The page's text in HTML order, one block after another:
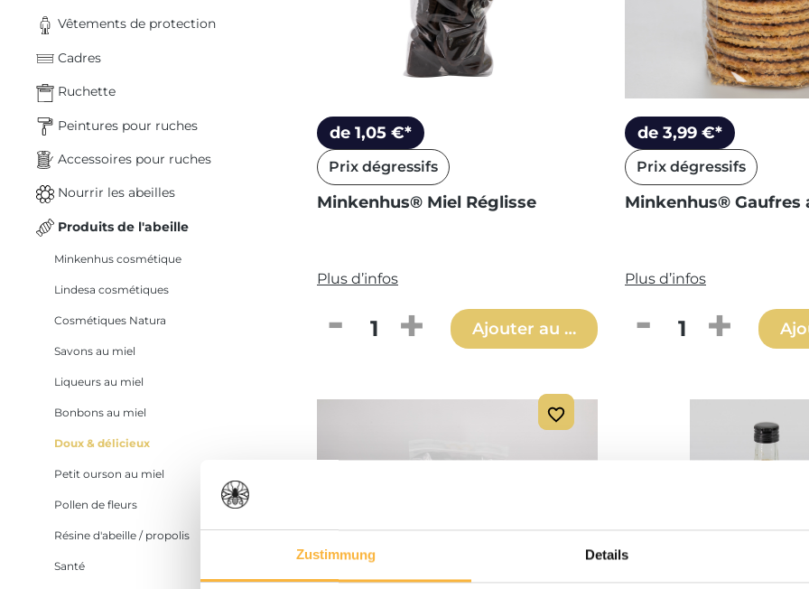
Zustimmung Details
Vêtements de protection
Cadres
Ruchette
Peintures pour ruches
Accessoires pour ruches
Nourrir les abeilles
Produits de l'abeille
Minkenhus cosmétique
Lindesa cosmétiques
Cosmétiques Natura
Savons au miel
Liqueurs au miel
Bonbons au miel
Doux & délicieux
Petit ourson au miel
Pollen de fleurs
Résine d'abeille / propolis
Santé
de 1,05 €*
Prix dégressifs
Minkenhus® Miel Réglisse
Plus d’infos
Quantité de produit : Entrez la quantité
Ajouter au panier
de 3,99 €*
Prix dégressifs
Minkenhus® Gaufres
Plus d’infos
Quantité de